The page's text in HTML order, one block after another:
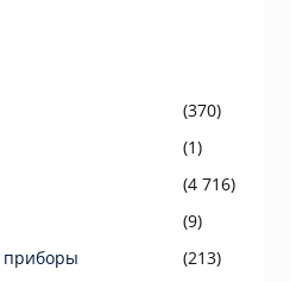
(370)
(1)
(4 716)
(9)
приборы
(213)